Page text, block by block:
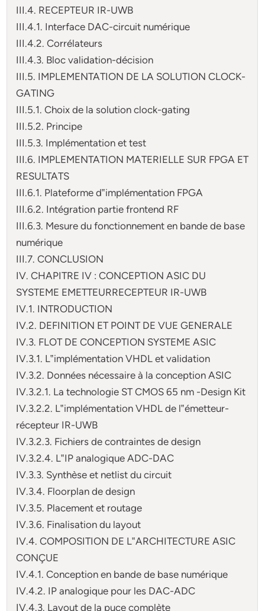
III.4. RECEPTEUR IR-UWB
III.4.1. Interface DAC-circuit numérique
III.4.2. Corrélateurs
III.4.3. Bloc validation-décision
III.5. IMPLEMENTATION DE LA SOLUTION CLOCK-
GATING
III.5.1. Choix de la solution clock-gating
III.5.2. Principe
III.5.3. Implémentation et test
III.6. IMPLEMENTATION MATERIELLE SUR FPGA ET
RESULTATS
III.6.1. Plateforme d‟implémentation FPGA
III.6.2. Intégration partie frontend RF
III.6.3. Mesure du fonctionnement en bande de base
numérique
III.7. CONCLUSION
IV. CHAPITRE IV : CONCEPTION ASIC DU
SYSTEME EMETTEURRECEPTEUR IR-UWB
IV.1. INTRODUCTION
IV.2. DEFINITION ET POINT DE VUE GENERALE
IV.3. FLOT DE CONCEPTION SYSTEME ASIC
IV.3.1. L‟implémentation VHDL et validation
IV.3.2. Données nécessaire à la conception ASIC
IV.3.2.1. La technologie ST CMOS 65 nm -Design Kit
IV.3.2.2. L‟implémentation VHDL de l‟émetteur-
récepteur IR-UWB
IV.3.2.3. Fichiers de contraintes de design
IV.3.2.4. L‟IP analogique ADC-DAC
IV.3.3. Synthèse et netlist du circuit
IV.3.4. Floorplan de design
IV.3.5. Placement et routage
IV.3.6. Finalisation du layout
IV.4. COMPOSITION DE L‟ARCHITECTURE ASIC
CONÇUE
IV.4.1. Conception en bande de base numérique
IV.4.2. IP analogique pour les DAC-ADC
IV.4.3. Layout de la puce complète